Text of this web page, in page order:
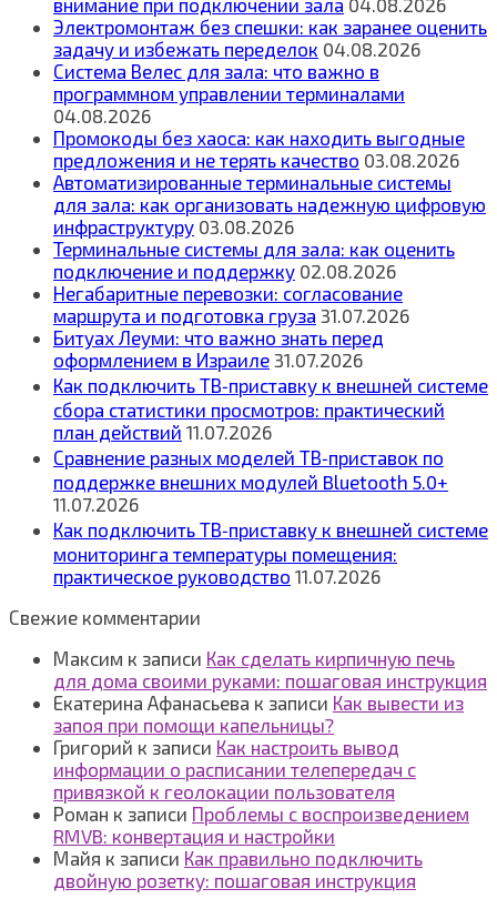
внимание при подключении зала 04.08.2026
Электромонтаж без спешки: как заранее оценить
задачу и избежать переделок 04.08.2026
Система Велес для зала: что важно в
программном управлении терминалами
04.08.2026
Промокоды без хаоса: как находить выгодные
предложения и не терять качество 03.08.2026
Автоматизированные терминальные системы
для зала: как организовать надежную цифровую
инфраструктуру 03.08.2026
Терминальные системы для зала: как оценить
подключение и поддержку 02.08.2026
Негабаритные перевозки: согласование
маршрута и подготовка груза 31.07.2026
Битуах Леуми: что важно знать перед
оформлением в Израиле 31.07.2026
Как подключить ТВ‑приставку к внешней системе
сбора статистики просмотров: практический
план действий 11.07.2026
Сравнение разных моделей ТВ‑приставок по
поддержке внешних модулей Bluetooth 5.0+
11.07.2026
Как подключить ТВ‑приставку к внешней системе
мониторинга температуры помещения:
практическое руководство 11.07.2026
Свежие комментарии
Максим к записи Как сделать кирпичную печь
для дома своими руками: пошаговая инструкция
Екатерина Афанасьева к записи Как вывести из
запоя при помощи капельницы?
Григорий к записи Как настроить вывод
информации о расписании телепередач с
привязкой к геолокации пользователя
Роман к записи Проблемы с воспроизведением
RMVB: конвертация и настройки
Майя к записи Как правильно подключить
двойную розетку: пошаговая инструкция